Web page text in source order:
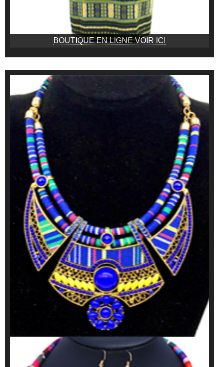
BOUTIQUE EN LIGNE VOIR ICI